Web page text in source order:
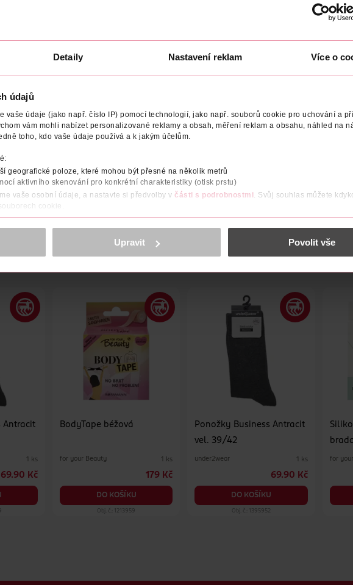
Detaily Nastavení reklam Více o
údajů
vaše údaje (jako např. číslo IP) pomocí technologií, jako např. souborů cookie pro uchování a
vám mohli nabízet personalizované reklamy a obsah, měření reklam a obsahu, náhled na
toho, kdo vaše údaje používá a k jakým účelům.
geografické poloze, které mohou být přesné na několik metrů
aktivního skenování pro konkrétní charakteristiky (otisk prstu)
vaše osobní údaje, a nastavte si předvolby v části s podrobnostmi . Svůj souhlas můžete
cookie.
a reklam, funkcí sociálních médií, analýze návštěvnosti, které mohou nést osobní údaje.
osobních údajů.
<
Upravit Povolit vše
DO KOŠÍKU
TYP OBLEČENÍ VELIKOST
podporu vašim prsům a vypadá tak dobře, jak se v ní cítíte. ComfortFlex Fit®
obléknete i sundáte, má pohodlný lem a široká ramínka pro maximální pohodlí.
Antracit
1 ks
69.90 Kč
BodyTape béžová
for your Beauty 1 ks
179 Kč
DO KOŠÍKU
Obj. č.: 1213959
Ponožky Business Antracit
vel. 39/42
under2wear 1 ks
69.90 Kč
DO KOŠÍKU
Obj. č.: 1395952
for